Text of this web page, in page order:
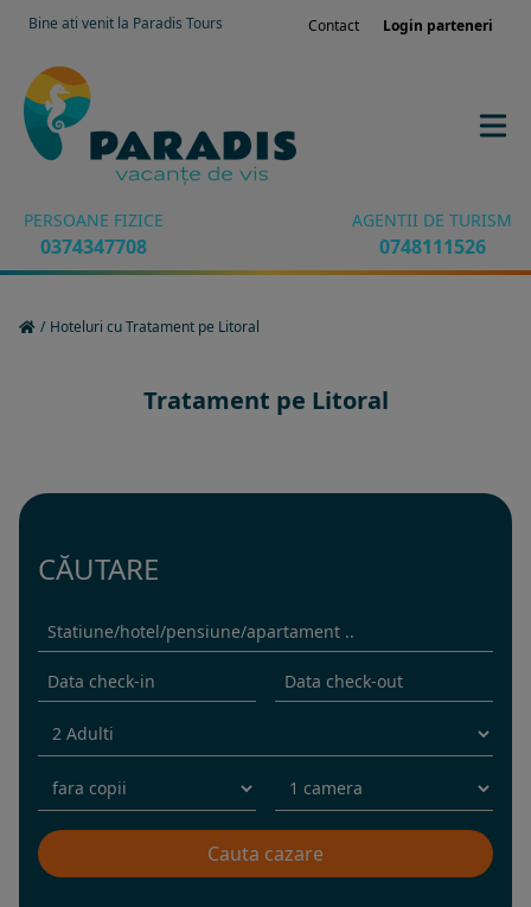
Bine ati venit la Paradis Tours Contact Login parteneri
PERSOANE FIZICE
0374347708
AGENTII DE TURISM
0748111526
/ Hoteluri cu Tratament pe Litoral
Tratament pe Litoral
CĂUTARE